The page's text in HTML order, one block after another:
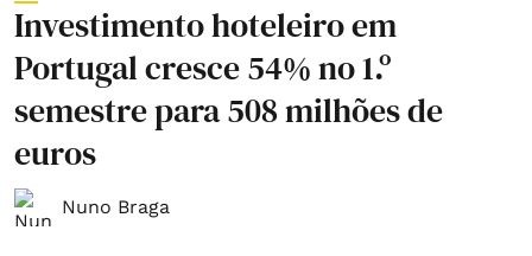
Investimento hoteleiro em
Portugal cresce 54% no 1.º
semestre para 508 milhões de
euros
Nuno Braga